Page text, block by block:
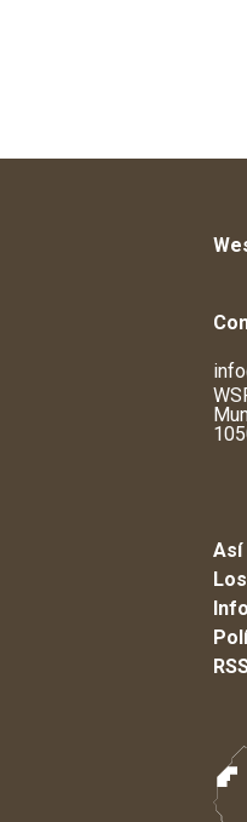
Así